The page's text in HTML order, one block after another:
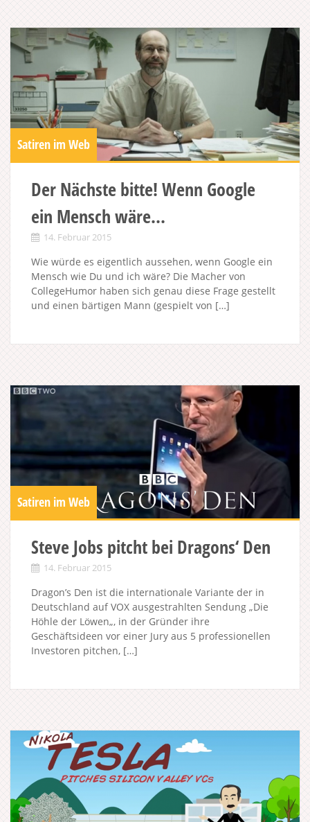
Satiren im Web
Der Nächste bitte! Wenn Google
ein Mensch wäre…
14. Februar 2015
Wie würde es eigentlich aussehen, wenn Google ein
Mensch wie Du und ich wäre? Die Macher von
CollegeHumor haben sich genau diese Frage gestellt
und einen bärtigen Mann (gespielt von […]
Satiren im Web
Steve Jobs pitcht bei Dragons‘ Den
14. Februar 2015
Dragon’s Den ist die internationale Variante der in
Deutschland auf VOX ausgestrahlten Sendung „Die
Höhle der Löwen„, in der Gründer ihre
Geschäftsideen vor einer Jury aus 5 professionellen
Investoren pitchen, […]